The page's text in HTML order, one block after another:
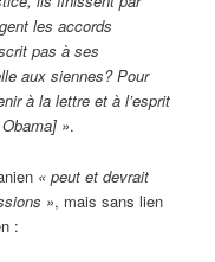
les accords
pas à ses
aux siennes? Pour
à la lettre et à l’esprit
».
« peut et devrait
», mais sans lien
: